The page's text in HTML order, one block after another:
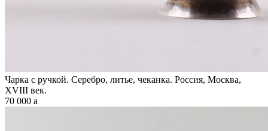
Чарка с ручкой. Серебро, литье, чеканка. Россия, Москва,
XVIII век.
70 000 a